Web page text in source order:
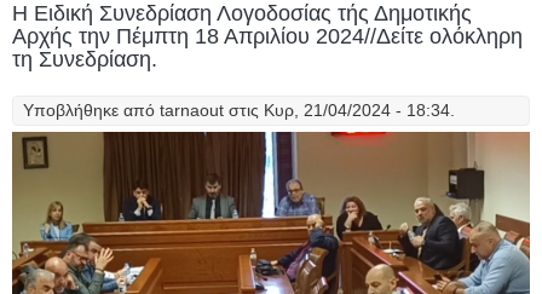
Η Ειδική Συνεδρίαση Λογοδοσίας τής Δημοτικής
Αρχής την Πέμπτη 18 Απριλίου 2024//Δείτε ολόκληρη
τη Συνεδρίαση.
Υποβλήθηκε από tarnaout στις Κυρ, 21/04/2024 - 18:34.